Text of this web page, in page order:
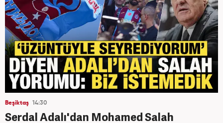
Beşiktaş 14:30
Serdal Adalı'dan Mohamed Salah